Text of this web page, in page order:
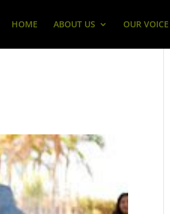
HOME ABOUT US OUR VOICE